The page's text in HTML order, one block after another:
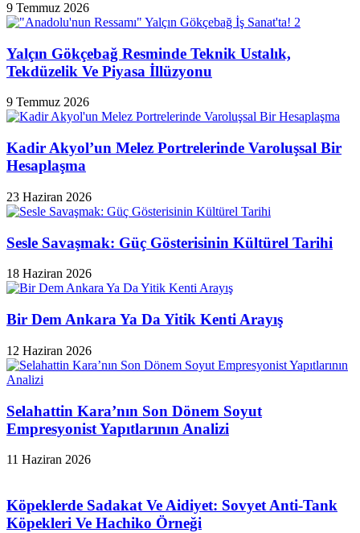
9 Temmuz 2026
Yalçın Gökçebağ Resminde Teknik Ustalık,
Tekdüzelik Ve Piyasa İllüzyonu
9 Temmuz 2026
Kadir Akyol’un Melez Portrelerinde Varoluşsal Bir
Hesaplaşma
23 Haziran 2026
Sesle Savaşmak: Güç Gösterisinin Kültürel Tarihi
18 Haziran 2026
Bir Dem Ankara Ya Da Yitik Kenti Arayış
12 Haziran 2026
Selahattin Kara’nın Son Dönem Soyut
Empresyonist Yapıtlarının Analizi
11 Haziran 2026
Köpeklerde Sadakat Ve Aidiyet: Sovyet Anti-Tank
Köpekleri Ve Hachiko Örneği